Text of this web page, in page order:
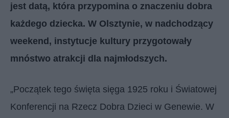
jest datą, która przypomina o znaczeniu dobra
każdego dziecka. W Olsztynie, w nadchodzący
weekend, instytucje kultury przygotowały
mnóstwo atrakcji dla najmłodszych.
„Początek tego święta sięga 1925 roku i Światowej
Konferencji na Rzecz Dobra Dzieci w Genewie. W